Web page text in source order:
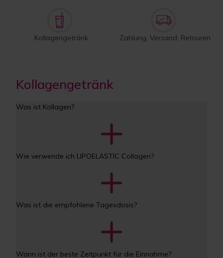
Kollagengetränk Zahlung, Versand, Retouren
Kollagengetränk
Was ist Kollagen?
Wie verwende ich LIPOELASTIC Collagen?
Was ist die empfohlene Tagesdosis?
Wann ist der beste Zeitpunkt für die Einnahme?